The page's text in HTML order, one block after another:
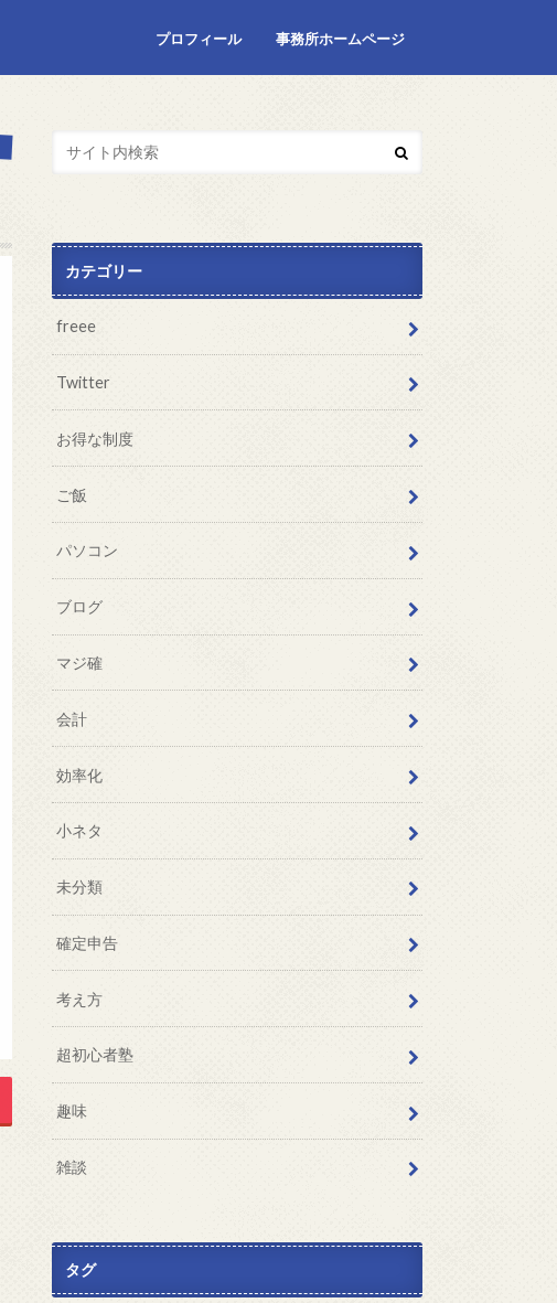
プロフィール 事務所ホームページ
カテゴリー
freee
Twitter
お得な制度
ご飯
パソコン
ブログ
マジ確
会計
効率化
小ネタ
未分類
確定申告
考え方
超初心者塾
趣味
雑談
タグ